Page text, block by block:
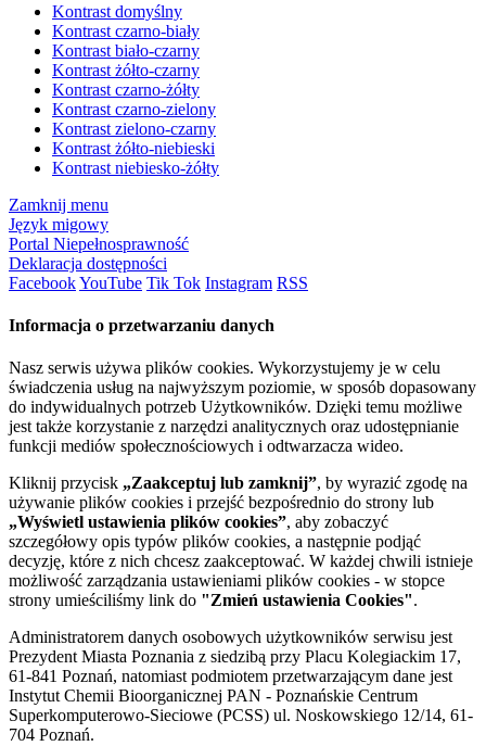
Kontrast domyślny
Kontrast czarno-biały
Kontrast biało-czarny
Kontrast żółto-czarny
Kontrast czarno-żółty
Kontrast czarno-zielony
Kontrast zielono-czarny
Kontrast żółto-niebieski
Kontrast niebiesko-żółty
Zamknij menu
Język migowy
Portal Niepełnosprawność
Deklaracja dostępności
FacebookYouTube Tik Tok Instagram RSS
Informacja o przetwarzaniu danych
Nasz serwis używa plików cookies. Wykorzystujemy je w celu
świadczenia usług na najwyższym poziomie, w sposób dopasowany
do indywidualnych potrzeb Użytkowników. Dzięki temu możliwe
jest także korzystanie z narzędzi analitycznych oraz udostępnianie
funkcji mediów społecznościowych i odtwarzacza wideo.
Kliknij przycisk „Zaakceptuj lub zamknij”, by wyrazić zgodę na
używanie plików cookies i przejść bezpośrednio do strony lub
„Wyświetl ustawienia plików cookies”, aby zobaczyć
szczegółowy opis typów plików cookies, a następnie podjąć
decyzję, które z nich chcesz zaakceptować. W każdej chwili istnieje
możliwość zarządzania ustawieniami plików cookies - w stopce
strony umieściliśmy link do "Zmień ustawienia Cookies".
Administratorem danych osobowych użytkowników serwisu jest
Prezydent Miasta Poznania z siedzibą przy Placu Kolegiackim 17,
61-841 Poznań, natomiast podmiotem przetwarzającym dane jest
Instytut Chemii Bioorganicznej PAN - Poznańskie Centrum
Superkomputerowo-Sieciowe (PCSS) ul. Noskowskiego 12/14, 61-
704 Poznań.